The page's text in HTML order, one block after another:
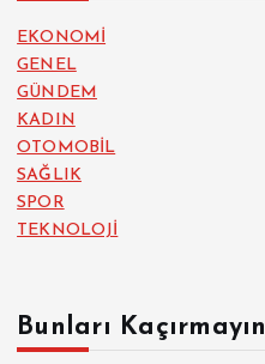
EKONOMİ
GENEL
GÜNDEM
KADIN
OTOMOBİL
SAĞLIK
SPOR
TEKNOLOJİ
Bunları Kaçırmayın